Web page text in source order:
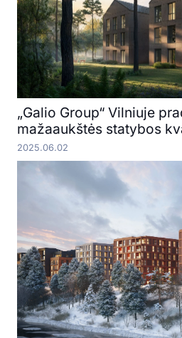
„Galio Group“ Vilniuje
mažaaukštės statybos
2025.06.02